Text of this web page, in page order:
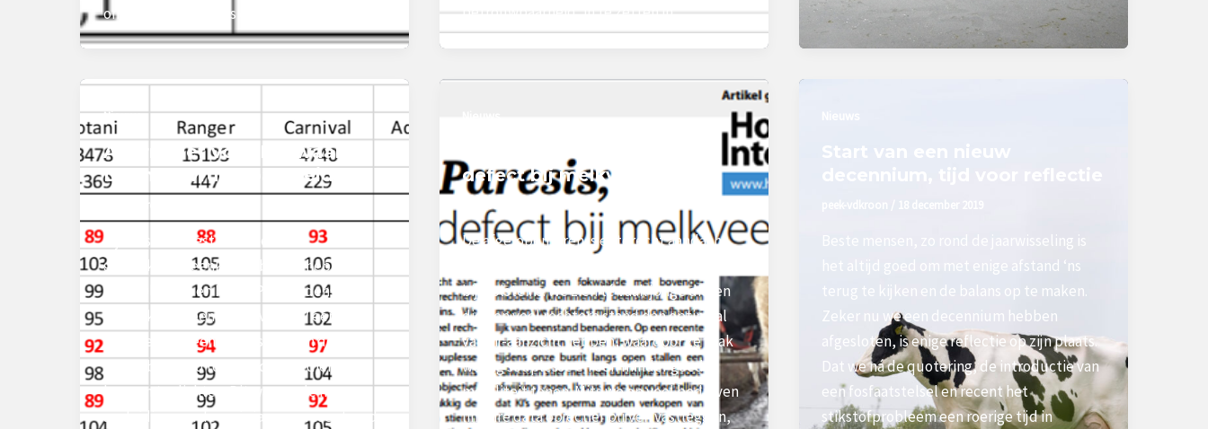
onderzoek gaande is en van […]
betrouwbaarheid, in te zetten in
Nieuws
Alternatief voor Fokwaarde
Dochter-Vruchtbaarheid
peek-vdkroon
Tijdens de meest recente
gebruikersbijeenkomst bij CRV hebben
Joop Olieman en Huub Peek tijdens de
gebruikersbijeenkomst van CRV een
voorstel voor een aanpassing van de
vruchtbaarheid fokwaarde ingediend en
kunnen toelichten. Dit was mede naar
aanleiding van de vorig jaar gepresenteerde
defect bij melkvee
peek-vdkroon 21 april 2021
De afgelopen jaren is er terecht aandacht
bij Holsteins. We zien té vaak jonge dieren
die een veel rechtere stand dan optimaal
van zij-aanzicht hebben, waardoor ze vaak
weinig souplesse en een minder goede
mobiliteit tonen. Mits we op veel bedrijven
lineaire data objectief blijven vastleggen,
Start van een nieuw
decennium, tijd voor reflectie
Beste mensen, zo rond de jaarwisseling is
het altijd goed om met enige afstand ‘ns
terug te kijken en de balans op te maken.
Zeker nu we een decennium hebben
afgesloten, is enige reflectie op zijn plaats.
Dat we ná de quotering, de introductie van
een fosfaatstelsel en recent het
stikstofprobleem een roerige tijd in